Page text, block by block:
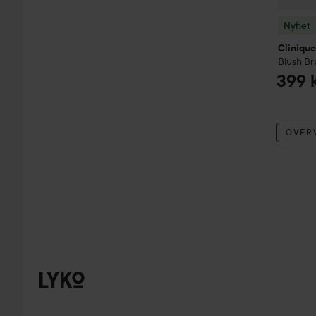
Nyhet
Clinique
Blush
399